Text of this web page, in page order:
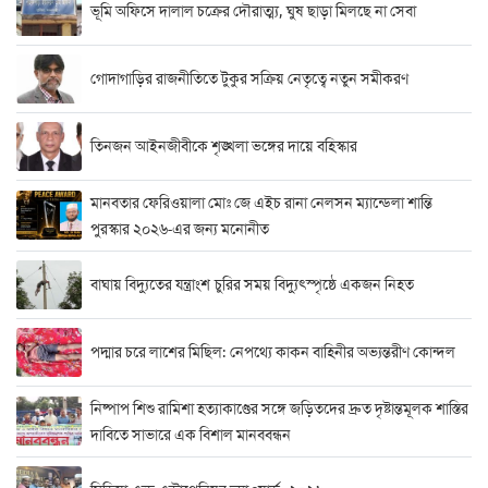
ভূমি অফিসে দালাল চক্রের দৌরাত্ম্য, ঘুষ ছাড়া মিলছে না সেবা
গোদাগাড়ির রাজনীতিতে টুকুর সক্রিয় নেতৃত্বে নতুন সমীকরণ
তিনজন আইনজীবীকে শৃঙ্খলা ভঙ্গের দায়ে বহিস্কার
মানবতার ফেরিওয়ালা মোঃ জে এইচ রানা নেলসন ম্যান্ডেলা শান্তি
পুরস্কার ২০২৬-এর জন্য মনোনীত
বাঘায় বিদ্যুতের যন্ত্রাংশ চুরির সময় বিদ্যুৎস্পৃষ্ঠে একজন নিহত
পদ্মার চরে লাশের মিছিল: নেপথ্যে কাকন বাহিনীর অভ্যন্তরীণ কোন্দল
নিষ্পাপ শিশু রামিশা হত্যাকাণ্ডের সঙ্গে জড়িতদের দ্রুত দৃষ্টান্তমূলক শাস্তির
দাবিতে সাভারে এক বিশাল মানববন্ধন